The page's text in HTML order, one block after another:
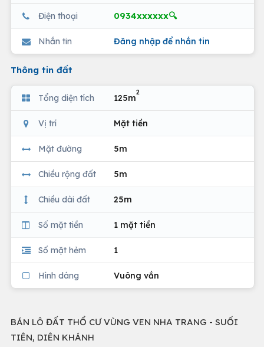
Điện thoại 0934xxxxxx🔍
Nhắn tin Đăng nhập để nhắn tin
Thông tin đất
Tổng diện tích 125m
2
Vị trí Mặt tiền
Mặt đường 5m
Chiều rộng đất 5m
Chiều dài đất 25m
Số mặt tiền 1 mặt tiền
Số mặt hẻm 1
Hình dáng Vuông vắn
BÁN LÔ ĐẤT THỔ CƯ VÙNG VEN NHA TRANG - SUỐI
TIÊN, DIÊN KHÁNH